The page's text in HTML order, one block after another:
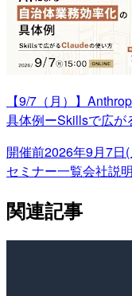
【9/7（月）】
具体例ーSkillsで広が
開催前2026年9月7日
セミナー一覧会社説
関連記事